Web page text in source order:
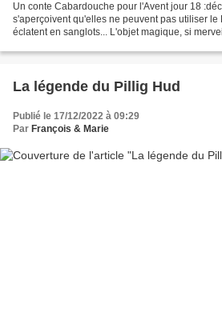
Un conte Cabardouche pour l'Avent jour 18
s'aperçoivent qu'elles ne peuvent pas utiliser
éclatent en sanglots... L'objet magique, si
La légende du Pillig Hud
Publié le 17/12/2022 à 09:29
Par François & Marie